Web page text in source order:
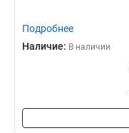
Подробнее
Наличие: В наличии